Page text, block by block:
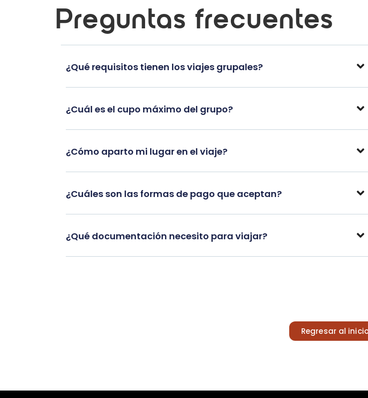
Preguntas frecuentes
¿Qué requisitos tienen los viajes grupales?
¿Cuál es el cupo máximo del grupo?
¿Cómo aparto mi lugar en el viaje?
¿Cuáles son las formas de pago que aceptan?
¿Qué documentación necesito para viajar?
Regresar al